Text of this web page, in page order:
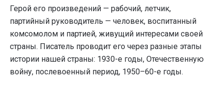
Герой его произведений — рабочий, летчик,
партийный руководитель — человек, воспитанный
комсомолом и партией, живущий интересами своей
страны. Писатель проводит его через разные этапы
истории нашей страны: 1930-е годы, Отечественную
войну, послевоенный период, 1950–60-е годы.